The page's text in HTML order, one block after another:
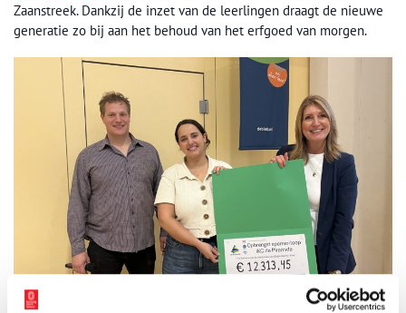
Zaanstreek. Dankzij de inzet van de leerlingen draagt de nieuwe
generatie zo bij aan het behoud van het erfgoed van morgen.